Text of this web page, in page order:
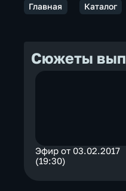
Главная Каталог
Сюжеты
Эфир от 03.02.2017
(19:30)